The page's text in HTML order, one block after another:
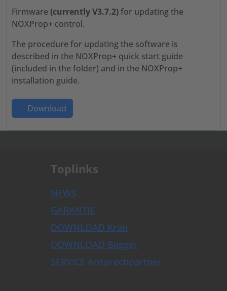
Firmware (currently V3.7.2)for updating the
NOXProp+ control.
The procedure for updating the software is
described in the NOXProp+ quick start guide
(included in the folder) and in the NOXProp+
installation guide.
Download
Toplinks
NEWS
GARANTIE
DOWNLOAD Kran
DOWNLOAD Bagger
SERVICE Ansprechpartner